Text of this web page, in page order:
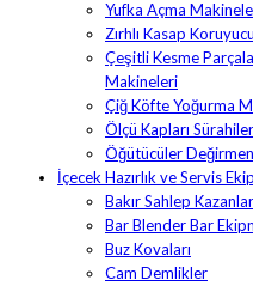
Yufka Açma
Zırhlı Kasap
Çeşitli Kesme
Makineleri
Çiğ Köfte Yoğurma
Ölçü Kapları
Öğütücüler
İçecek Hazırlık ve Servis
Bakır Sahlep
Bar Blender Bar
Buz Kovaları
Cam Demlikler